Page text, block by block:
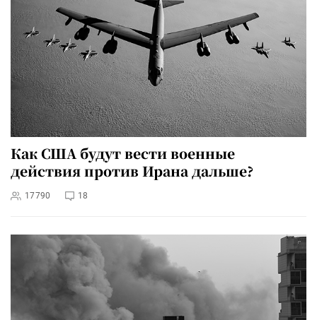
Как США будут вести военные
действия против Ирана дальше?
17790 18